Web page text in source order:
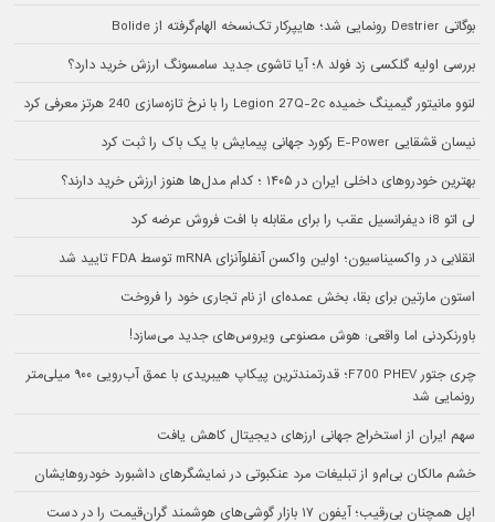
بوگاتی Destrier رونمایی شد؛ هایپرکار تک‌نسخه الهام‌گرفته از Bolide
بررسی اولیه گلکسی زد فولد ۸؛ آیا تاشوی جدید سامسونگ ارزش خرید دارد؟
لنوو مانیتور گیمینگ خمیده Legion 27Q-2c را با نرخ تازه‌سازی 240 هرتز معرفی کرد
نیسان قشقایی E-Power رکورد جهانی پیمایش با یک باک را ثبت کرد
بهترین خودروهای داخلی ایران در ۱۴۰۵ ؛ کدام مدل‌ها هنوز ارزش خرید دارند؟
لی اتو i8 دیفرانسیل عقب را برای مقابله با افت فروش عرضه کرد
انقلابی در واکسیناسیون؛ اولین واکسن آنفلوآنزای mRNA توسط FDA تایید شد
استون مارتین برای بقا، بخش عمده‌ای از نام تجاری خود را فروخت
باورنکردنی اما واقعی: هوش مصنوعی ویروس‌های جدید می‌سازد!
چری جتور F700 PHEV؛ قدرتمندترین پیکاپ هیبریدی با عمق آب‌رویی ۹۰۰ میلی‌متر
رونمایی شد
سهم ایران از استخراج جهانی ارزهای دیجیتال کاهش یافت
خشم مالکان بی‌ام‌و از تبلیغات مرد عنکبوتی در نمایشگرهای داشبورد خودروهایشان
اپل همچنان بی‌رقیب؛ آیفون ۱۷ بازار گوشی‌های هوشمند گران‌قیمت را در دست